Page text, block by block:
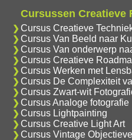
Cursussen Creatieve
Cursus Creatieve
Cursus Van Beeld naar
Cursus Van onderwerp
Cursus Creatieve
Cursus Werken met
Cursus De Complexiteit
Cursus Zwart-wit
Cursus Analoge fotografie
Cursus Lightpainting
Cursus Creative Light Art
Cursus Vintage